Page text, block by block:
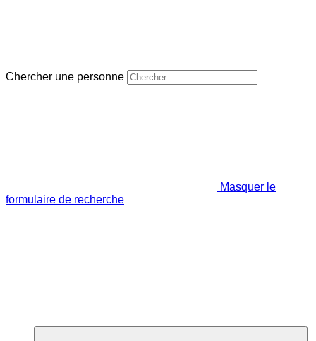
Chercher une personne
Masquer le
formulaire de recherche